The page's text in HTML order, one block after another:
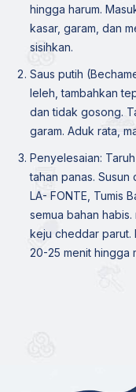
hingga harum.
kasar, garam, dan
sisihkan.
Saus putih
leleh, tambahkan
dan tidak gosong.
garam. Aduk rata,
Penyelesaian:
tahan panas. Susun
LA- FONTE, Tumis
semua bahan
keju cheddar parut.
20-25 menit hingga